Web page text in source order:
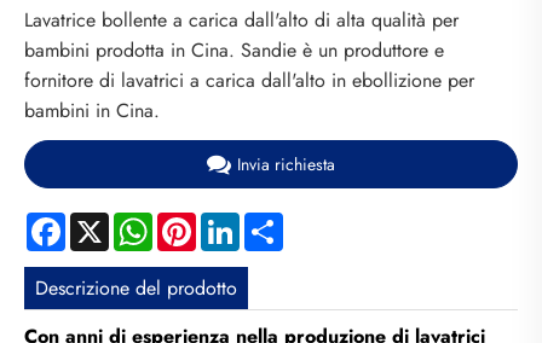
Lavatrice bollente a carica dall'alto di alta qualità per
bambini prodotta in Cina. Sandie è un produttore e
fornitore di lavatrici a carica dall'alto in ebollizione per
bambini in Cina.
Invia richiesta
Facebook
X WhatsApp
PinterestLinkedIn
Descrizione del prodotto
Con anni di esperienza nella produzione di lavatrici